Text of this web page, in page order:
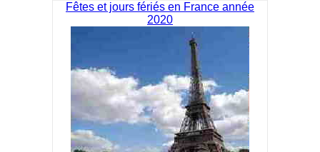
Fêtes et jours fériés en France année
2020